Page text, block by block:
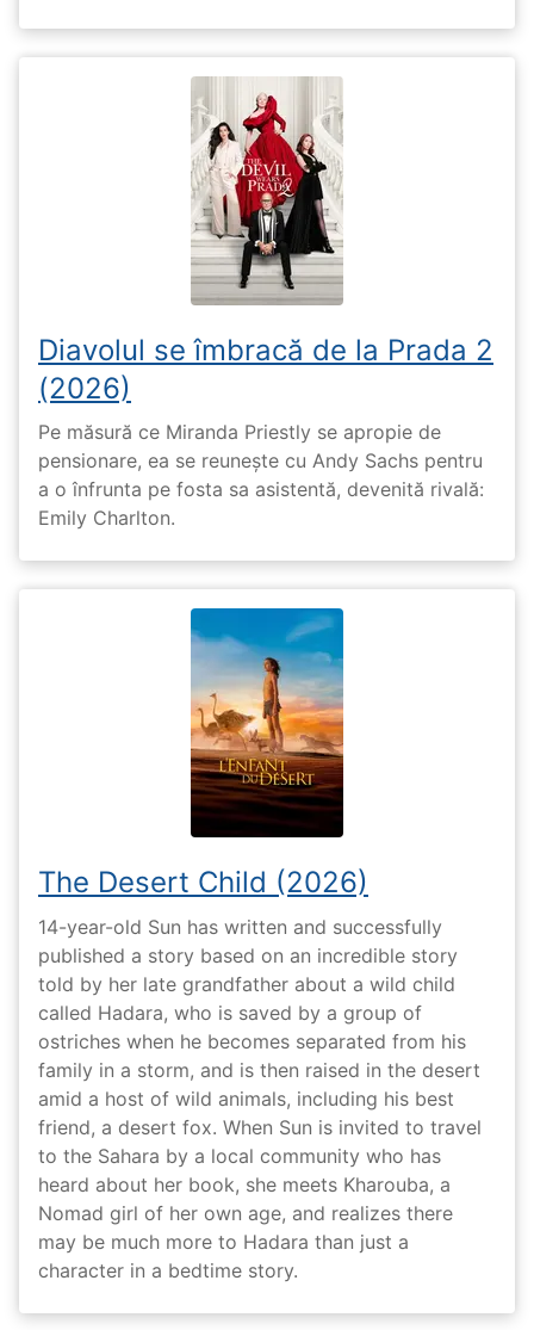
Diavolul se îmbracă de la Prada 2
(2026)
Pe măsură ce Miranda Priestly se apropie de
pensionare, ea se reunește cu Andy Sachs pentru
a o înfrunta pe fosta sa asistentă, devenită rivală:
Emily Charlton.
The Desert Child (2026)
14-year-old Sun has written and successfully
published a story based on an incredible story
told by her late grandfather about a wild child
called Hadara, who is saved by a group of
ostriches when he becomes separated from his
family in a storm, and is then raised in the desert
amid a host of wild animals, including his best
friend, a desert fox. When Sun is invited to travel
to the Sahara by a local community who has
heard about her book, she meets Kharouba, a
Nomad girl of her own age, and realizes there
may be much more to Hadara than just a
character in a bedtime story.